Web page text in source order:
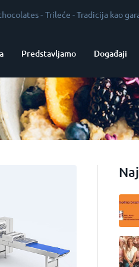
- Trileće -Tradicija kao garant
Predstavljamo Događaji